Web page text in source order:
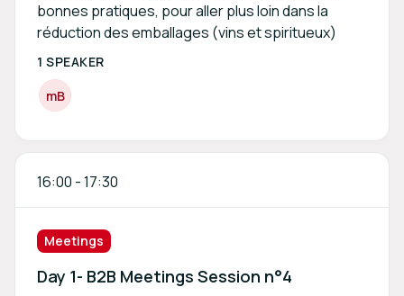
bonnes pratiques, pour aller plus loin dans la
réduction des emballages (vins et spiritueux)
1 SPEAKER
mB
16:00 -17:30
Meetings
Day 1- B2B Meetings Session n°4